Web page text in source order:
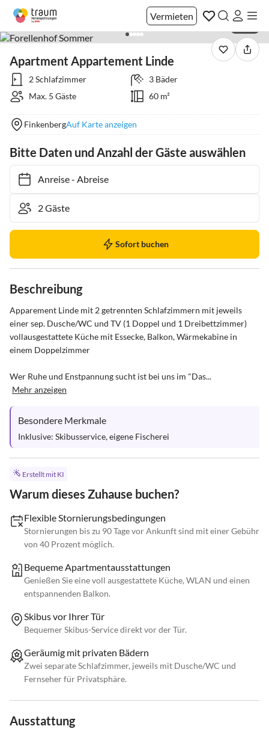
Vermieten
Apartment Appartement Linde
2 Schlafzimmer
3 Bäder
Max. 5 Gäste
60 m²
FinkenbergAuf Karte anzeigen
Bitte Daten und Anzahl der Gäste auswählen
Anreise- Abreise
Sofort buchen
Beschreibung
Apparement Linde mit 2 getrennten Schlafzimmern mit jeweils
einer sep. Dusche/WC und TV (1 Doppel und 1 Dreibettzimmer)
vollausgestattete Küche mit Essecke, Balkon, Wärmekabine in
einem Doppelzimmer
Wer Ruhe und Enstpannung sucht ist bei uns im "Das...
Mehr anzeigen
Besondere Merkmale
Inklusive: Skibusservice, eigene Fischerei
Erstellt mit KI
Warum dieses Zuhause buchen?
Flexible Stornierungsbedingungen
Stornierungen bis zu 90 Tage vor Ankunft sind mit einer Gebühr
von 40 Prozent möglich.
Bequeme Apartmentausstattungen
Genießen Sie eine voll ausgestattete Küche, WLAN und einen
entspannenden Balkon.
Skibus vor Ihrer Tür
Bequemer Skibus-Service direkt vor der Tür.
Geräumig mit privaten Bädern
Zwei separate Schlafzimmer, jeweils mit Dusche/WC und
Fernseher für Privatsphäre.
Ausstattung